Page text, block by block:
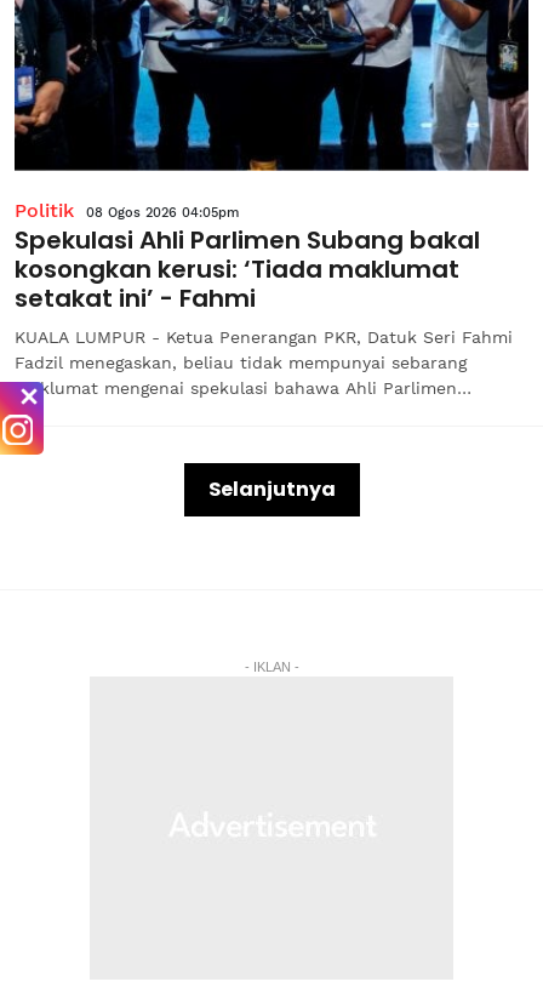
Politik 08 Ogos 2026 04:05pm
Spekulasi Ahli Parlimen Subang bakal
kosongkan kerusi: ‘Tiada maklumat
setakat ini’ - Fahmi
KUALA LUMPUR - Ketua Penerangan PKR, Datuk Seri Fahmi
Fadzil menegaskan, beliau tidak mempunyai sebarang
maklumat mengenai spekulasi bahawa Ahli Parlimen
Subang, Wong Chen bakal mengosongkan kerusi Parlimen
tersebut.Menurut beliau, sebarang perkara berkaitan status
kerusi berkenaan tertakluk kepada...
Selanjutnya
- IKLAN -